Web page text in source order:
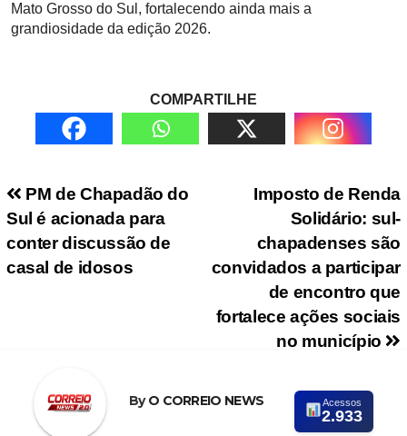
Mato Grosso do Sul, fortalecendo ainda mais a
grandiosidade da edição 2026.
COMPARTILHE
Navegação de PostImposto de Renda
Solidário: sul-
chapadenses são
convidados a participar
de encontro que
fortalece ações sociais
no município
PM de Chapadão do
Sul é acionada para
conter discussão de
casal de idosos
ByO CORREIO NEWS Acessos
2.933